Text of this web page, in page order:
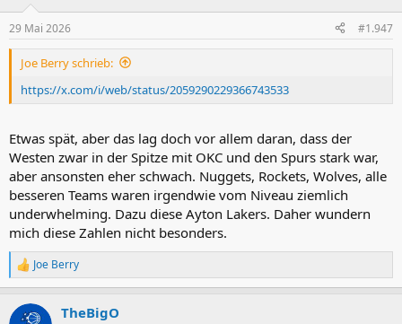
e
n
29 Mai 2026 #1.947
Joe Berry schrieb:
https://x.com/i/web/status/2059290229366743533
Etwas spät, aber das lag doch vor allem daran, dass der
Westen zwar in der Spitze mit OKC und den Spurs stark war,
aber ansonsten eher schwach. Nuggets, Rockets, Wolves, alle
besseren Teams waren irgendwie vom Niveau ziemlich
underwhelming. Dazu diese Ayton Lakers. Daher wundern
mich diese Zahlen nicht besonders.
R
e
k
Joe Berry
TheBigO